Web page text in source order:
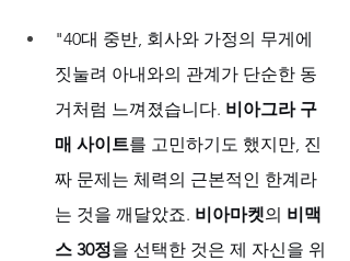
"40대 중반, 회사와 가정의 무게에
짓눌려 아내와의 관계가 단순한 동
거처럼 느껴졌습니다. 비아그라 구
매 사이트를 고민하기도 했지만, 진
짜 문제는 체력의 근본적인 한계라
는 것을 깨달았죠. 비아마켓의 비맥
스 30정을 선택한 것은 제 자신을 위